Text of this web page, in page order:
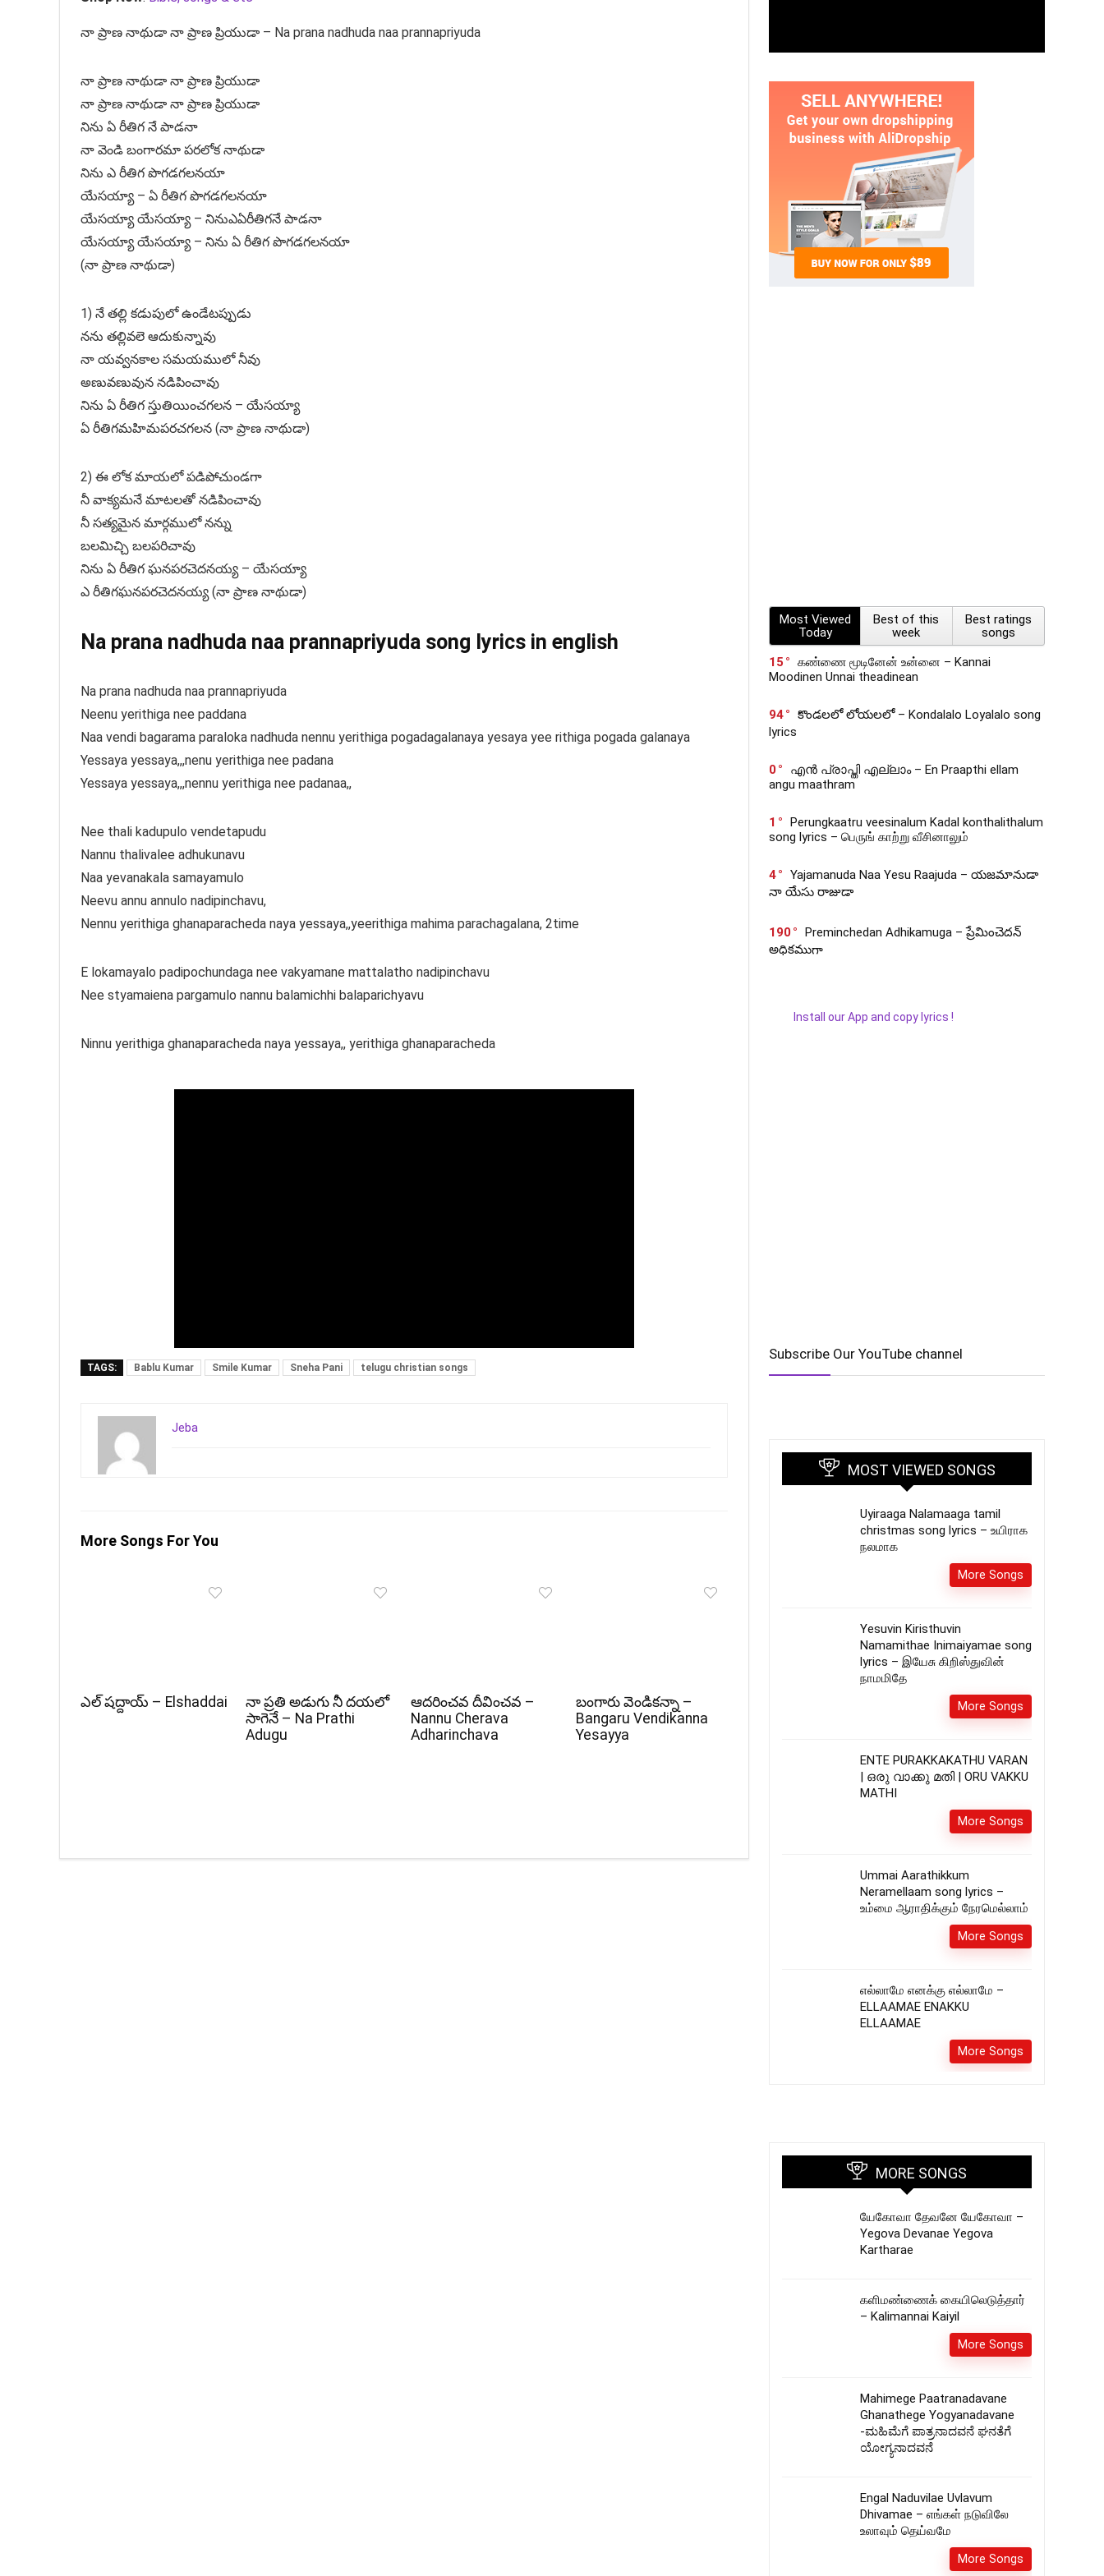
నా ప్రాణ నాథుడా నా ప్రాణ ప్రియుడా – Na prana nadhuda naa prannapriyuda
నా ప్రాణ నాథుడా నా ప్రాణ ప్రియుడా
నా ప్రాణ నాథుడా నా ప్రాణ ప్రియుడా
నిను ఏ రీతిగ నే పాడనా
నా వెండి బంగారమా పరలోక నాథుడా
నిను ఎ రీతిగ పొగడగలనయా
యేసయ్యా – ఏ రీతిగ పొగడగలనయా
యేసయ్యా యేసయ్యా – నినుఎఏరీతిగనే పాడనా
యేసయ్యా యేసయ్యా – నిను ఏ రీతిగ పొగడగలనయా
(నా ప్రాణ నాథుడా)
1) నే తల్లి కడుపులో ఉండేటప్పుడు
నను తల్లివలె ఆదుకున్నావు
నా యవ్వనకాల సమయములో నీవు
అణువణువున నడిపించావు
నిను ఏ రీతిగ స్తుతియించగలన – యేసయ్యా
ఏ రీతిగమహిమపరచగలన (నా ప్రాణ నాథుడా)
2) ఈ లోక మాయలో పడిపోచుండగా
నీ వాక్యమనే మాటలతో నడిపించావు
నీ సత్యమైన మార్గములో నన్ను
బలమిచ్చి బలపరిచావు
నిను ఏ రీతిగ ఘనపరచెదనయ్య – యేసయ్యా
ఎ రీతిగఘనపరచెదనయ్య (నా ప్రాణ నాథుడా)
Na prana nadhuda naa prannapriyuda song lyrics in english
Na prana nadhuda naa prannapriyuda
Neenu yerithiga nee paddana
Naa vendi bagarama paraloka nadhuda nennu yerithiga pogadagalanaya yesaya yee rithiga pogada galanaya
Yessaya yessaya,,,nenu yerithiga nee padana
Yessaya yessaya,,,nennu yerithiga nee padanaa,,
Nee thali kadupulo vendetapudu
Nannu thalivalee adhukunavu
Naa yevanakala samayamulo
Neevu annu annulo nadipinchavu,
Nennu yerithiga ghanaparacheda naya yessaya,,yeerithiga mahima parachagalana, 2time
E lokamayalo padipochundaga nee vakyamane mattalatho nadipinchavu
Nee styamaiena pargamulo nannu balamichhi balaparichyavu
Ninnu yerithiga ghanaparacheda naya yessaya,, yerithiga ghanaparacheda
TAGS: Bablu Kumar Smile Kumar Sneha Pani telugu christian songs
Jeba
More Songs For You
ఎల్ షద్దాయ్ – Elshaddai
నా ప్రతి అడుగు నీ దయలో
సాగెనే – Na Prathi
Adugu
ఆదరించవ దీవించవ –
Nannu Cherava
Adharinchava
బంగారు వెండికన్నా –
Bangaru Vendikanna
Yesayya
Most Viewed
Today
Best of this
week
Best ratings
songs
15
கண்ணை மூடினேன் உன்னை – Kannai
Moodinen Unnai theadinean
94
కొండలలో లోయలలో – Kondalalo Loyalalo song
lyrics
0
എൻ പ്രാപ്തി എല്ലാം – En Praapthi ellam
angu maathram
1
Perungkaatru veesinalum Kadal konthalithalum
song lyrics – பெருங் காற்று வீசினாலும்
4
Yajamanuda Naa Yesu Raajuda – యజమానుడా
నా యేసు రాజుడా
190
Preminchedan Adhikamuga – ప్రేమించెదన్
అధికముగా
Install our App and copy lyrics !
Subscribe Our YouTube channel
MOST VIEWED SONGS
Uyiraaga Nalamaaga tamil
christmas song lyrics – உயிராக
நலமாக
More Songs
Yesuvin Kiristhuvin
Namamithae Inimaiyamae song
lyrics – இயேசு கிறிஸ்துவின்
நாமமிதே
More Songs
ENTE PURAKKAKATHU VARAN
| ഒരു വാക്കു മതി | ORU VAKKU
MATHI
More Songs
Ummai Aarathikkum
Neramellaam song lyrics –
உம்மை ஆராதிக்கும் நேரமெல்லாம்
More Songs
எல்லாமே எனக்கு எல்லாமே –
ELLAAMAE ENAKKU
ELLAAMAE
More Songs
MORE SONGS
யேகோவா தேவனே யேகோவா –
Yegova Devanae Yegova
Kartharae
களிமண்ணைக் கையிலெடுத்தார்
– Kalimannai Kaiyil
More Songs
Mahimege Paatranadavane
Ghanathege Yogyanadavane
-ಮಹಿಮೆಗೆ ಪಾತ್ರನಾದವನೆ ಘನತೆಗೆ
ಯೋಗ್ಯನಾದವನೆ
Engal Naduvilae Uvlavum
Dhivamae – எங்கள் நடுவிலே
உலாவும் தெய்வமே
More Songs